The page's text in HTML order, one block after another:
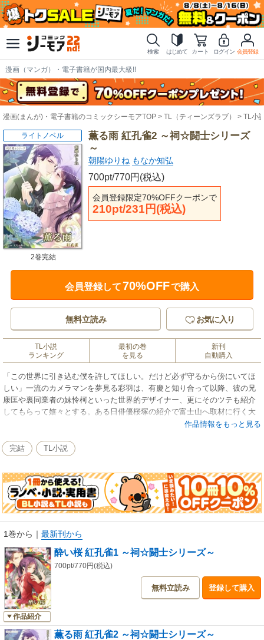
検索 はじめて カート ログイン 会員登録
漫画（マンガ）・電子書籍が国内最大級!!
漫画(まんが)・電子書籍のコミックシーモアTOP TL（ティーンズラブ） TL小
薫る雨 紅孔雀2 ～祠☆闘士シリーズ
～
朝陽ゆりね もなか知弘
700pt/770円(税込)
会員登録限定70%OFFクーポンで
210pt/231円(税込)
ライトノベル
2巻完結
会員登録して70%OFFで購入
無料立読み お気に入り
TL小説
ランキング
最初の巻
を見る
新刊
自動購入
「この世界に引き込む僕を許してほしい。だけど必ず守るから傍にいてほ
しい」一流のカメラマンを夢見る彩羽は、有慶と知り合って以降、彼の兄
康匡や裏同業者の妹怜柯といった世界的デザイナー、更にそのツテも紹介
してもらって嬉々とする。ある日俳優桜塚の紹介で富士山へ取材に行く大
仕事が舞い込んできた。有慶と共に神道の世界で生きるか迷う彩羽は、桜
たくないのに手放せない矛盾に悩んでいた有慶だったが、斎王の騒動を経
て『朱雀』の頭領となり彩羽を守り抜くことを決意した。華麗に応える
『炎劉』と共に。役割と夢に揺れる二人の未来が重なる感動のクライマッ
クス！
作品情報をもっと見る
完結 TL小説
1巻から ｜ 最新刊から
作品紹介
酔い桜 紅孔雀1 ～祠☆闘士シリーズ～
700pt/770円(税込)
無料立読み 登録して購入
薫る雨 紅孔雀2 ～祠☆闘士シリーズ～